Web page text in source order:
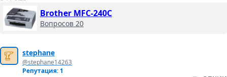
Brother MFC-240C
Вопросов 20
stephane
@stephane14263
Репутация: 1